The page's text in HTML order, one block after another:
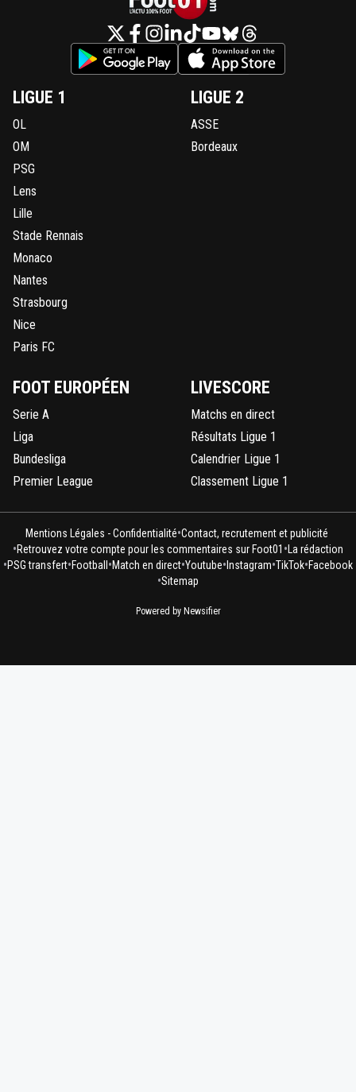
LIGUE 1
OL
OM
PSG
Lens
Lille
Stade Rennais
Monaco
Nantes
Strasbourg
Nice
Paris FC
LIGUE 2
ASSE
Bordeaux
FOOT EUROPÉEN
Serie A
Liga
Bundesliga
Premier League
LIVESCORE
Matchs en direct
Résultats Ligue 1
Calendrier Ligue 1
Classement Ligue 1
Mentions Légales - Confidentialité•Contact, recrutement et publicité
•Retrouvez votre compte pour les commentaires sur Foot01 • La rédaction
•PSG transfert•Football •Match en direct•Youtube• Instagram•TikTok•Facebook
•Sitemap
Powered by Newsifier